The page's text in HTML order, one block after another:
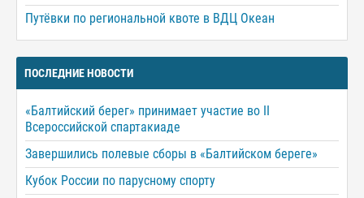
Путёвки по региональной квоте в ВДЦ Океан
ПОСЛЕДНИЕ НОВОСТИ
«Балтийский берег» принимает участие во II
Всероссийской спартакиаде
Завершились полевые сборы в «Балтийском береге»
Кубок России по парусному спорту